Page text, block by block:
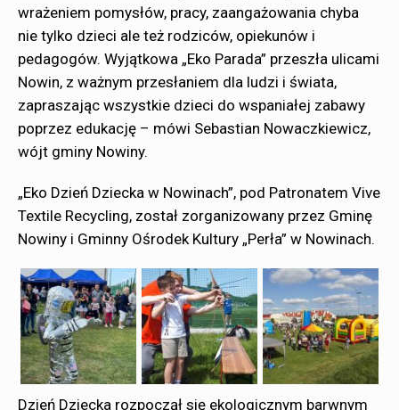
wrażeniem pomysłów, pracy, zaangażowania chyba
nie tylko dzieci ale też rodziców, opiekunów i
pedagogów. Wyjątkowa „Eko Parada” przeszła ulicami
Nowin, z ważnym przesłaniem dla ludzi i świata,
zapraszając wszystkie dzieci do wspaniałej zabawy
poprzez edukację – mówi Sebastian Nowaczkiewicz,
wójt gminy Nowiny.
„Eko Dzień Dziecka w Nowinach”, pod Patronatem Vive
Textile Recycling, został zorganizowany przez Gminę
Nowiny i Gminny Ośrodek Kultury „Perła” w Nowinach.
Dzień Dziecka rozpoczął się ekologicznym barwnym